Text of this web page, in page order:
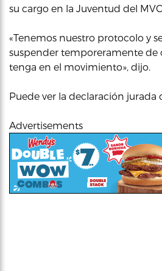
su cargo en la Juventud del
«Tenemos nuestro protocolo y
suspender temporeramente de
tenga en el movimiento», dijo.
Puede ver la declaración jurada
Advertisements